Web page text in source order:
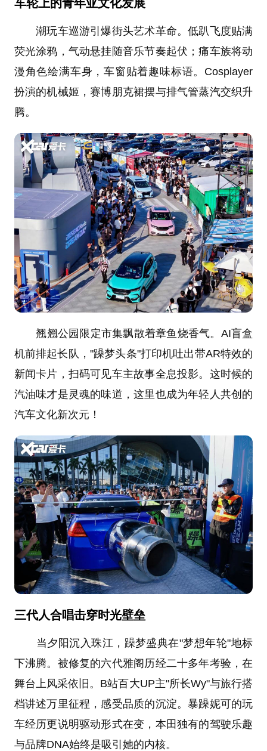
车轮上的青年亚文化发展
潮玩车巡游引爆街头艺术革命。低趴飞度贴满
荧光涂鸦，气动悬挂随音乐节奏起伏；痛车族将动
漫角色绘满车身，车窗贴着趣味标语。Cosplayer
扮演的机械姬，赛博朋克裙摆与排气管蒸汽交织升
腾。
翘翘公园限定市集飘散着章鱼烧香气。AI盲盒
机前排起长队，"躁梦头条"打印机吐出带AR特效的
新闻卡片，扫码可见车主故事全息投影。这时候的
汽油味才是灵魂的味道，这里也成为年轻人共创的
汽车文化新次元！
三代人合唱击穿时光壁垒
当夕阳沉入珠江，躁梦盛典在"梦想年轮"地标
下沸腾。被修复的六代雅阁历经二十多年考验，在
舞台上风采依旧。B站百大UP主"所长Wy"与旅行搭
档讲述万里征程，感受品质的沉淀。暴躁妮可的玩
车经历更说明驱动形式在变，本田独有的驾驶乐趣
与品牌DNA始终是吸引她的内核。